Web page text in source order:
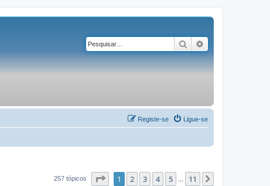
Pesquisar
Ligue-se
Registe-se
257 tópicos Página1 de 11
1 2 3 4 5 11